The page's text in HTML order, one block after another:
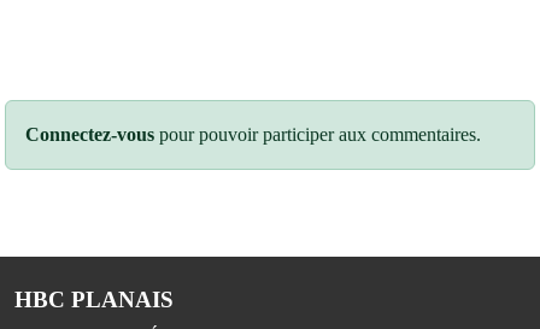
Connectez-vous pour pouvoir participer aux commentaires.
HBC PLANAIS